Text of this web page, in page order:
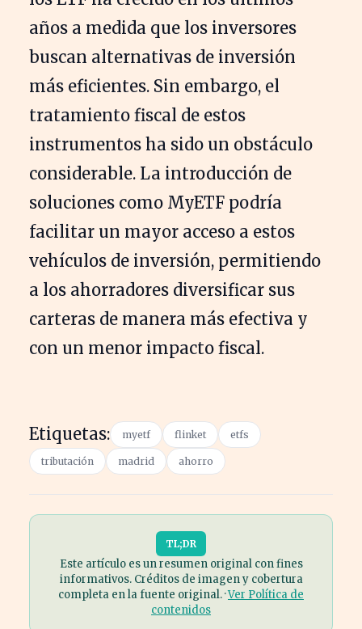
años a medida que los inversores
buscan alternativas de inversión
más eficientes. Sin embargo, el
tratamiento fiscal de estos
instrumentos ha sido un obstáculo
considerable. La introducción de
soluciones como MyETF podría
facilitar un mayor acceso a estos
vehículos de inversión, permitiendo
a los ahorradores diversificar sus
carteras de manera más efectiva y
con un menor impacto fiscal.
Etiquetas: myetf flinket etfs
tributación madrid ahorro
TL;DR
Este artículo es un resumen original con fines
informativos. Créditos de imagen y cobertura
completa en la fuente original. ·Ver Política de
contenidos